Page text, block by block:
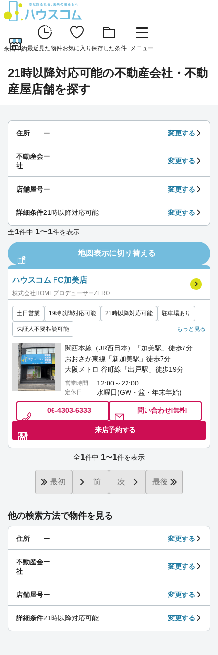
来店予約最近見た物件お気に入り 保存した条件 メニュー
21時以降対応可能の不動産会社・不動
産屋店舗を探す
ハウスコム FC加美店
株式会社HOMEプロデューサーZERO
土日営業 19時以降対応可能 21時以降対応可能 駐車場あり
保証人不要相談可能 もっと見る
関西本線（JR西日本）「加美駅」徒歩7分
おおさか東線「新加美駅」徒歩7分
大阪メトロ 谷町線「出戸駅」徒歩19分
営業時間 12:00～22:00
定休日 水曜日(GW・盆・年末年始)
06-4303-6333 問い合わせ[無料]
来店予約する
住所 ー 変更する
不動産会
社
ー
変更する
店舗屋号ー 変更する
詳細条件21時以降対応可能 変更する
全1件中 1〜1件を表示
地図表示に切り替える
全1件中 1〜1件を表示
最初 前 次 最後
他の検索方法で物件を見る
住所 ー 変更する
不動産会
社
ー
変更する
店舗屋号ー 変更する
詳細条件21時以降対応可能 変更する